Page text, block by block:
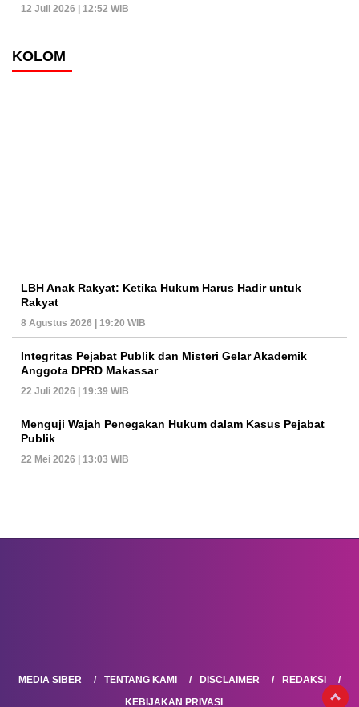
12 Juli 2026 | 12:52 WIB
KOLOM
LBH Anak Rakyat: Ketika Hukum Harus Hadir untuk
Rakyat
8 Agustus 2026 | 19:20 WIB
Integritas Pejabat Publik dan Misteri Gelar Akademik
Anggota DPRD Makassar
22 Juli 2026 | 19:39 WIB
Menguji Wajah Penegakan Hukum dalam Kasus Pejabat
Publik
22 Mei 2026 | 13:03 WIB
MEDIA SIBER TENTANG KAMI DISCLAIMER
REDAKSI
KEBIJAKAN PRIVASI